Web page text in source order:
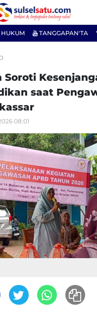
HUKUM TANGGAPAN'TA
Soroti
saat
08:01